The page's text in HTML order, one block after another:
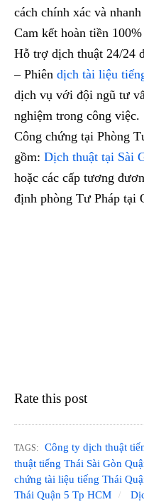
cách chính xác và nhanh
Cam kết hoàn tiền
Hỗ trợ dịch thuật 24/24
– Phiên dịch tài liệu
dịch vụ với đội ngũ tư
nghiệm trong công việc.
Công chứng tại Phòng
gồm: Dịch thuật tại Sài
hoặc các cấp tương
định phòng Tư Pháp tại
Rate this post
TAGS: Công ty dịch thuật
thuật tiếng Thái Sài Gòn
chứng tài liệu tiếng Thái
Thái Quận 5 Tp HCM